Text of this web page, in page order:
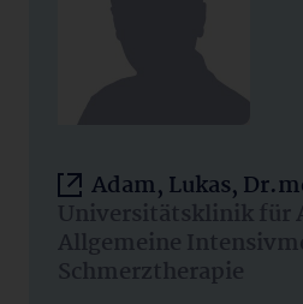
Adam, Lukas,
Universitätsklinik für
Allgemeine
Schmerztherapie